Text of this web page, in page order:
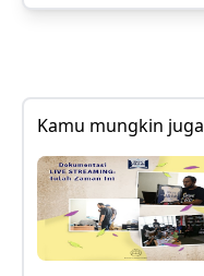
Kamu mungkin